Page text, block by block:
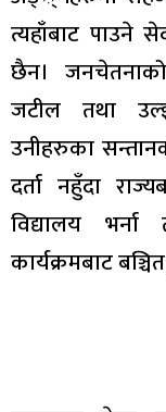
त्यहाँबाट पाउने
छैन।
जटील तथा
उनीहरुका
दर्ता नहुँदा
विद्यालय
कार्यक्रमबाट